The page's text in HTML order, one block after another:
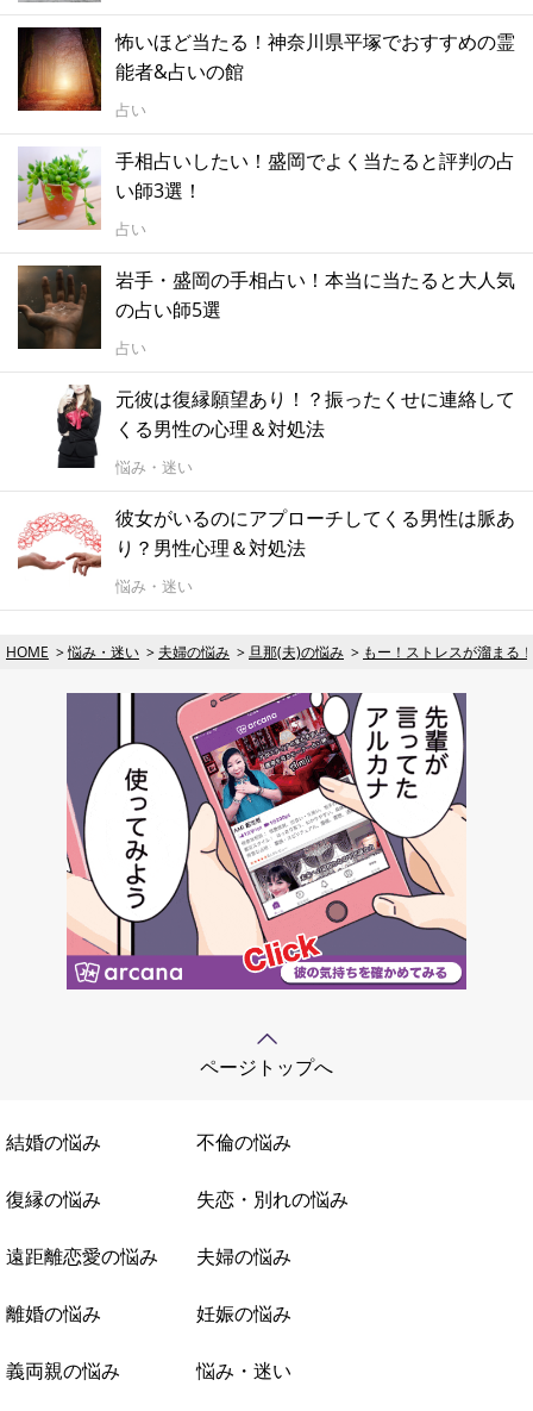
怖いほど当たる！神奈川県平塚でおすすめの霊
能者&占いの館
占い
手相占いしたい！盛岡でよく当たると評判の占
い師3選！
占い
岩手・盛岡の手相占い！本当に当たると大人気
の占い師5選
占い
元彼は復縁願望あり！？振ったくせに連絡して
くる男性の心理＆対処法
悩み・迷い
彼女がいるのにアプローチしてくる男性は脈あ
り？男性心理＆対処法
悩み・迷い
HOME 悩み・迷い 夫婦の悩み 旦那(夫)の悩み もー！ストレスが溜まる
ページトップへ
結婚の悩み 不倫の悩み
復縁の悩み 失恋・別れの悩み
遠距離恋愛の悩み 夫婦の悩み
離婚の悩み 妊娠の悩み
義両親の悩み 悩み・迷い